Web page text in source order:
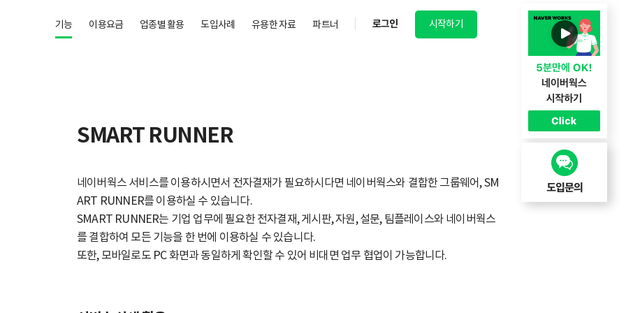
기능 이용요금 업종별 활용 도입사례 유용한 자료 파트너 로그인 시작하기
SMART RUNNER
네이버웍스 서비스를 이용하시면서 전자결재가 필요하시다면 네이버웍스와 결합한 그룹웨어, SM
ART RUNNER를 이용하실 수 있습니다.
SMART RUNNER는 기업 업무에 필요한 전자결재, 게시판, 자원, 설문, 팀플레이스와 네이버웍스
를 결합하여 모든 기능을 한 번에 이용하실 수 있습니다.
또한, 모바일로도 PC 화면과 동일하게 확인할 수 있어 비대면 업무 협업이 가능합니다.